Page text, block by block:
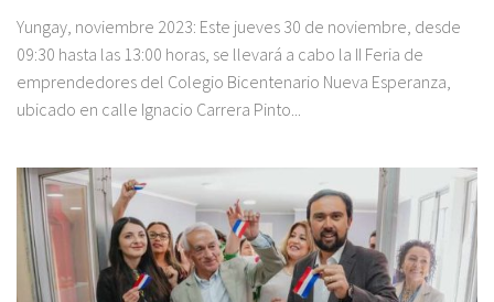
Yungay, noviembre 2023: Este jueves 30 de noviembre, desde
09:30 hasta las 13:00 horas, se llevará a cabo la II Feria de
emprendedores del Colegio Bicentenario Nueva Esperanza,
ubicado en calle Ignacio Carrera Pinto...